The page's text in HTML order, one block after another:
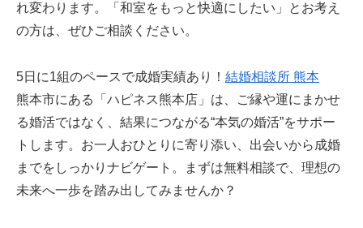
れ変わります。「和室をもっと快適にしたい」とお考え
の方は、ぜひご相談ください。
5日に1組のペースで成婚実績あり！ 結婚相談所 熊本
熊本市にある「ハピネス熊本店」は、ご縁や運にまかせ
る婚活ではなく、結果につながる“本気の婚活”をサポー
トします。お一人おひとりに寄り添い、出会いから成婚
までをしっかりナビゲート。まずは無料相談で、理想の
未来へ一歩を踏み出してみませんか？